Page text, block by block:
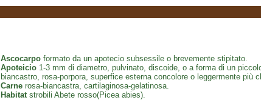
Ascocarpo formato da un apotecio subsessile o brevemente stipitato.
Apoteicio 1-3 mm di diametro, pulvinato, discoide, o a forma di un
biancastro, rosa-porpora, superfice esterna concolore o leggermente più
Carne rosa-biancastra, cartilaginosa-gelatinosa.
Habitatstrobili Abete rosso(Picea abies).